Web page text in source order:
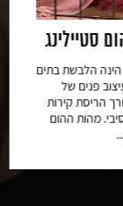
סדנת
נוסיף לו
פשוט
להעניק
ואפילו